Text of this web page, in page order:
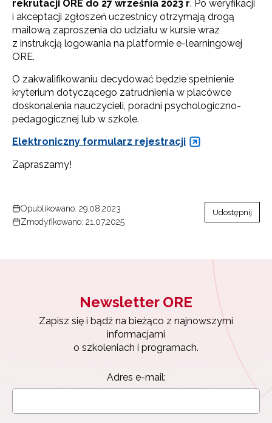
rekrutacji ORE do 27 września 2023 r. Po weryfikacji
i akceptacji zgłoszeń uczestnicy otrzymają drogą
mailową zaproszenia do udziału w kursie wraz
z instrukcją logowania na platformie e-learningowej
ORE.
O zakwalifikowaniu decydować będzie spełnienie
kryterium dotyczącego zatrudnienia w placówce
doskonalenia nauczycieli, poradni psychologiczno-
pedagogicznej lub w szkole.
Elektroniczny formularz rejestracji
Zapraszamy!
Opublikowano: 29.08.2023
Zmodyfikowano: 21.07.2025
Udostępnij
Newsletter ORE
Zapisz się i bądź na bieżąco z najnowszymi
informacjami
o szkoleniach i programach.
Adres e-mail:
Newsletter ORE
Zapisz się i bądź na bieżąco z najnowszymi
Adres e-mail:
Zapisuję się